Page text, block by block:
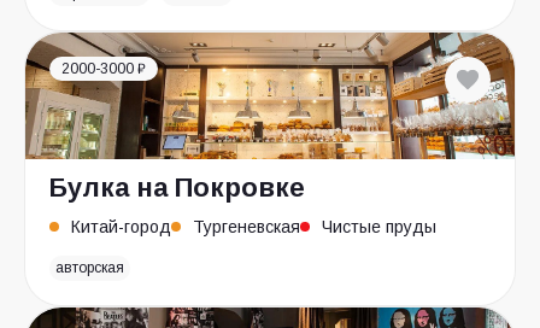
2000-3000 ₽
Булка на Покровке
Китай-город Тургеневская Чистые пруды
авторская